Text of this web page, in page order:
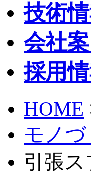
技術
会社
採用
HOME
モノ
引張